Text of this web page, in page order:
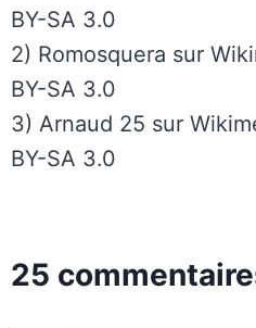
BY-SA 3.0
2) Romosquera sur
BY-SA 3.0
3) Arnaud 25 sur
BY-SA 3.0
25